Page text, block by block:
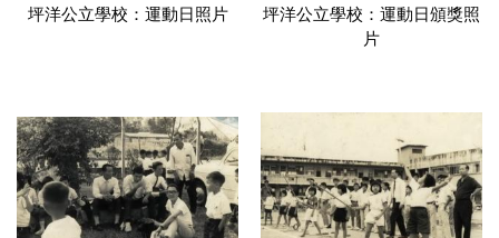
坪洋公立學校：運動日照片
坪洋公立學校：運動日頒獎照
片